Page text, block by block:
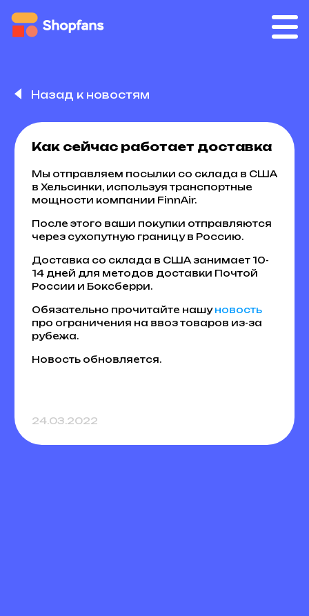
Назад к новостям
Как сейчас работает доставка
Мы отправляем посылки со склада в США
в Хельсинки, используя транспортные
мощности компании FinnAir.
После этого ваши покупки отправляются
через сухопутную границу в Россию.
Доставка со склада в США занимает 10-
14 дней для методов доставки Почтой
России и Боксберри.
Обязательно прочитайте нашуновость
про ограничения на ввоз товаров из-за
рубежа.
Новость обновляется.
24.03.2022